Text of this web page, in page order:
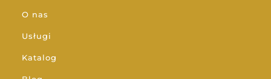
O nas
Usługi
Katalog